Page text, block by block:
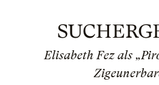
Elisabeth Fez als